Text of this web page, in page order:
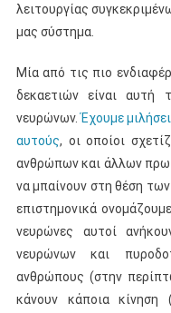
λειτουργίας
μας σύστημα.
Μία από τις πιο
δεκαετιών είναι αυτή
νευρώνων.Έχουμε
αυτούς, οι οποίοι
ανθρώπων και άλλων
να μπαίνουν στη θέση
επιστημονικά
νευρώνες αυτοί
νευρώνων και
ανθρώπους (στην
κάνουν κάποια κίνηση